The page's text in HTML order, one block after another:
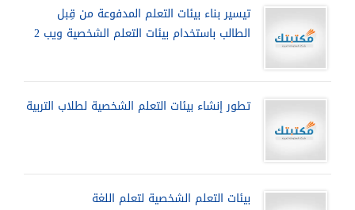
تيسير بناء بيئات التعلم المدفوعة من قِبل
الطالب باستخدام بيئات التعلم الشخصية ويب 2
تطور إنشاء بيئات التعلم الشخصية لطلاب التربية
بيئات التعلم الشخصية لتعلم اللغة